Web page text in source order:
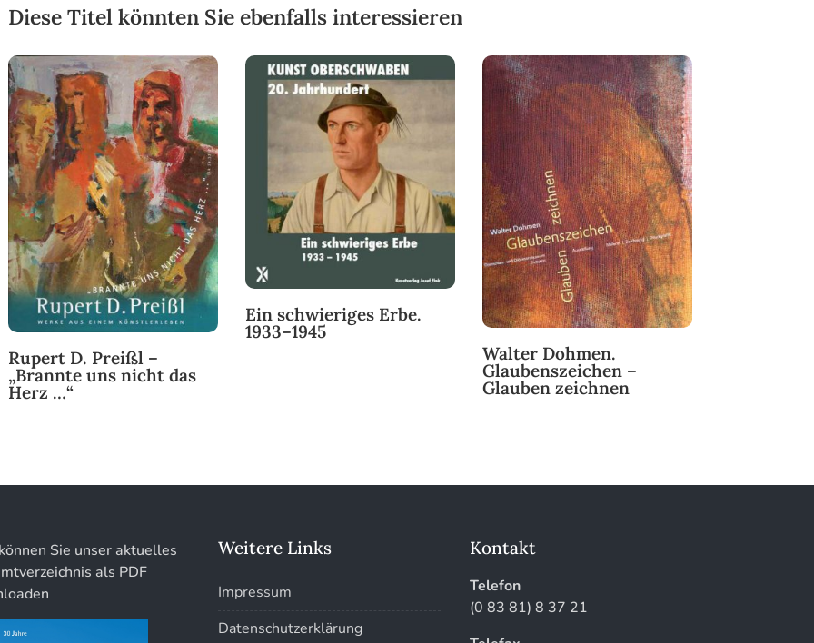
Diese Titel könnten Sie ebenfalls interessieren
Rupert D. Preißl –
„Brannte uns nicht das
Herz …“
Ein schwieriges Erbe.
1933–1945
Walter Dohmen.
Glaubenszeichen –
Glauben zeichnen
können Sie unser aktuelles
als PDF
Weitere Links
Impressum
Datenschutzerklärung
Kontakt
Telefon
(0 83 81) 8 37 21